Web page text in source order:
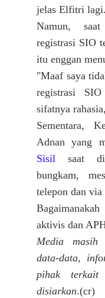
jelas Elfitri lagi.
Namun,
registrasi SIO
itu enggan
"Maaf saya
registrasi
sifatnya
Sementara,
Adnan yang
Sisil saat
bungkam,
telepon dan via
aktivis dan
Media masih
data-data,
pihak
disiarkan.(cr)